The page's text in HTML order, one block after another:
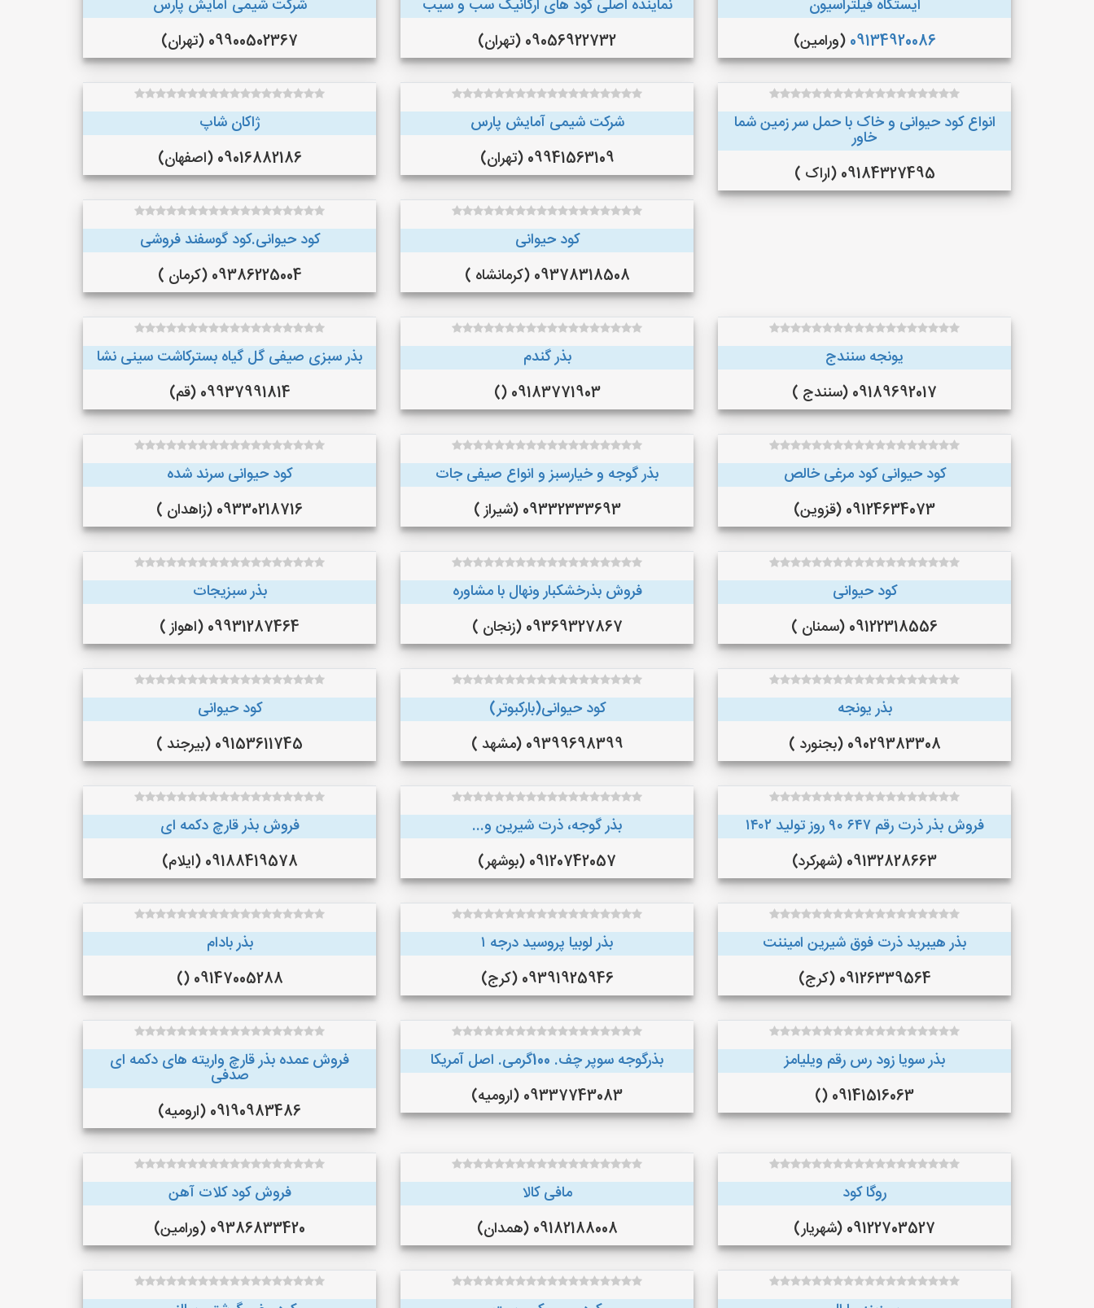
ایستگاه فیلتراسیون
09134920086 (ورامین)
نماینده اصلی کود های ارگانیک سب و سیب
09056922732 (تهران)
شرکت شیمی آمایش پارس
09900502367 (تهران)
انواع کود حیوانی و خاک با حمل سر زمین شما
خاور
09184327495 (اراک )
شرکت شیمی آمایش پارس
09941563109 (تهران)
ژاکان شاپ
09016882186 (اصفهان)
کود حیوانی
09378318508 (کرمانشاه )
کود حیوانی.کود گوسفند فروشی
09386225004 (کرمان )
یونجه سنندج
09189692017 (سنندج )
بذر گندم
09183771903 ()
بذر سبزی صیفی گل گیاه بسترکاشت سینی نشا
09937991814 (قم)
کود حیوانی کود مرغی خالص
09124634073 (قزوین)
بذر گوجه و خیارسبز و انواع صیفی جات
09332333693 (شیراز )
کود حیوانی سرند شده
09330218716 (زاهدان )
کود حیوانی
09122318556 (سمنان )
فروش بذرخشکبار ونهال با مشاوره
09369327867 (زنجان )
بذر سبزیجات
09931287464 (اهواز )
بذر یونجه
09029383308 (بجنورد )
کود حیوانی(بارکبوتر)
09399698399 (مشهد )
کود حیوانی
09153611745 (بیرجند )
فروش بذر ذرت رقم ۶۴۷ ۹۰ روز تولید ۱۴۰۲
09132828663 (شهرکرد)
بذر گوجه، ذرت شیرین و...
09120742057 (بوشهر)
فروش بذر قارچ دکمه ای
09188419578 (ایلام)
بذر هیبرید ذرت فوق شیرین امیننت
09126339564 (کرج)
بذر لوبیا پروسید درجه ۱
09391925946 (کرج)
بذر بادام
09147005288 ()
بذر سویا زود رس رقم ویلیامز
09141516063 ()
بذرگوجه‌ سوپر چف. 100گرمی. اصل آمریکا
09337743083 (ارومیه)
فروش عمده بذر قارچ واریته های دکمه ای
صدفی
09190983486 (ارومیه)
روگا کود
09122703527 (شهریار)
مافی کالا
09182188008 (همدان)
فروش کود کلات آهن
09386833420 (ورامین)